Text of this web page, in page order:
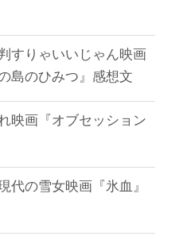
すりゃいいじゃん映画
島のひみつ』感想文
映画『オブセッション
代の雪女映画『氷血』